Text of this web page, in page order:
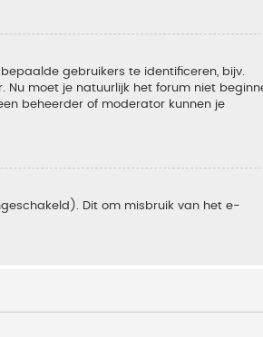
gebruikers te identificeren, bijv.
Nu moet je natuurlijk het forum niet
beheerder of moderator kunnen je
Dit om misbruik van het e-